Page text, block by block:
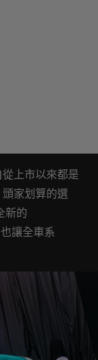
上市以來都是
家划算的選
新的
讓全車系